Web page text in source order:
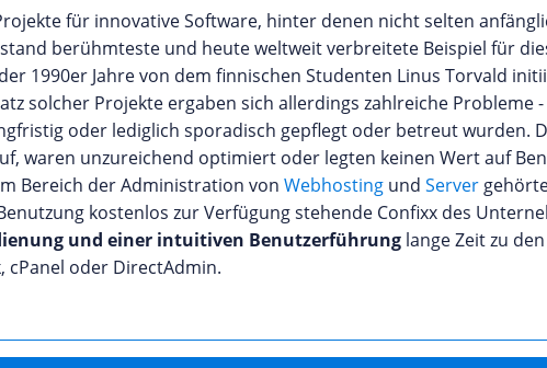
für innovative Software, hinter denen nicht selten
berühmteste und heute weltweit verbreitete Beispiel für
1990er Jahre von dem finnischen Studenten Linus Torvald
solcher Projekte ergaben sich allerdings zahlreiche Probleme
oder lediglich sporadisch gepflegt oder betreut wurden.
waren unzureichend optimiert oder legten keinen Wert auf
Bereich der Administration von Webhosting und Server
kostenlos zur Verfügung stehende Confixx des
und einer intuitiven Benutzerführung lange Zeit zu
cPanel oder DirectAdmin.